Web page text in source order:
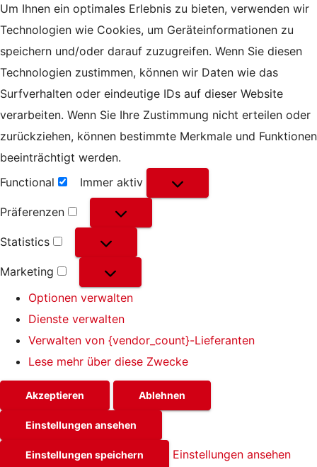
Um Ihnen ein optimales Erlebnis zu bieten, verwenden wir
Technologien wie Cookies, um Geräteinformationen zu
speichern und/oder darauf zuzugreifen. Wenn Sie diesen
Technologien zustimmen, können wir Daten wie das
Surfverhalten oder eindeutige IDs auf dieser Website
verarbeiten. Wenn Sie Ihre Zustimmung nicht erteilen oder
zurückziehen, können bestimmte Merkmale und Funktionen
beeinträchtigt werden.
Functional
Functional
Immer aktiv
Präferenzen
Präferenzen
Statistics
Statistics
Marketing
Marketing
Optionen verwalten
Dienste verwalten
Verwalten von {vendor_count}-Lieferanten
Lese mehr über diese Zwecke
Akzeptieren Ablehnen
Einstellungen ansehen
Einstellungen speichern
Einstellungen ansehen